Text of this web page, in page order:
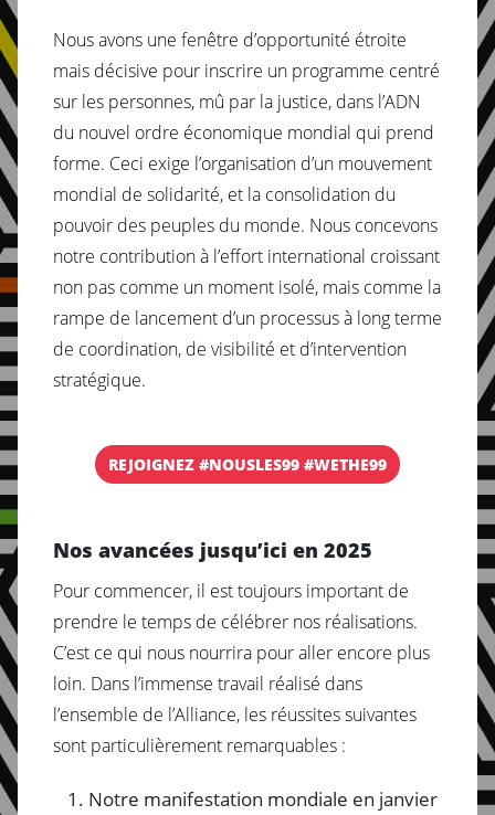
Nous avons une fenêtre d’opportunité étroite
mais décisive pour inscrire un programme centré
sur les personnes, mû par la justice, dans l’ADN
du nouvel ordre économique mondial qui prend
forme. Ceci exige l’organisation d’un mouvement
mondial de solidarité, et la consolidation du
pouvoir des peuples du monde. Nous concevons
notre contribution à l’effort international croissant
non pas comme un moment isolé, mais comme la
rampe de lancement d’un processus à long terme
de coordination, de visibilité et d’intervention
stratégique.
REJOIGNEZ #NOUSLES99 #WETHE99
Nos avancées jusqu’ici en 2025
Pour commencer, il est toujours important de
prendre le temps de célébrer nos réalisations.
C’est ce qui nous nourrira pour aller encore plus
loin. Dans l’immense travail réalisé dans
l’ensemble de l’Alliance, les réussites suivantes
sont particulièrement remarquables :
Notre manifestation mondiale en janvier